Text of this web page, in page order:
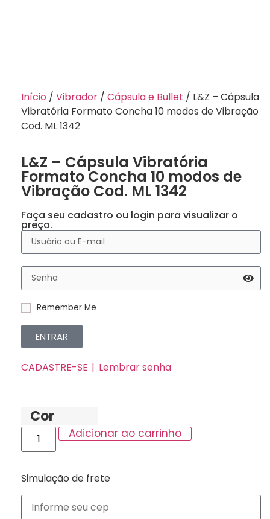
Início / Vibrador / Cápsula e Bullet / L&Z – Cápsula
Vibratória Formato Concha 10 modos de Vibração
Cod. ML 1342
L&Z – Cápsula Vibratória
Formato Concha 10 modos de
Vibração Cod. ML 1342
Faça seu cadastro ou login para visualizar o
preço.
Remember Me
ENTRAR
CADASTRE-SE Lembrar senha
Cor
Adicionar ao carrinho
Simulação de frete